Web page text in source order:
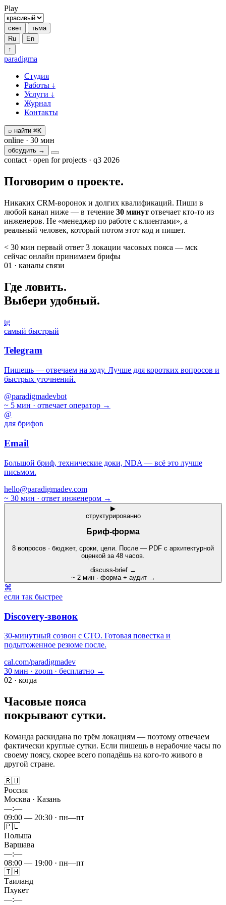
Play
свет
тьма
Ru
En
↑
paradigma
Студия
Работы ↓
Услуги ↓
Журнал
Контакты
⌕ найти ⌘K
online · 30 мин
обсудить →
contact · open for projects · q3 2026
Поговорим о проекте.
Никаких CRM-воронок и долгих квалификаций. Пиши в
любой канал ниже — в течение 30 минут отвечает кто-то из
инженеров. Не «менеджер по работе с клиентами», а
реальный человек, который потом этот код и пишет.
< 30 мин первый ответ 3 локации часовых пояса — мск
сейчас онлайн принимаем брифы
01 · каналы связи
Где ловить.
Выбери удобный.
tg
самый быстрый
Telegram
Пишешь — отвечаем на ходу. Лучше для коротких вопросов и
быстрых уточнений.
@paradigmadevbot
~ 5 мин · отвечает оператор →
@
для брифов
Email
Большой бриф, технические доки, NDA — всё это лучше
письмом.
hello@paradigmadev.com
~ 30 мин · ответ инженером →
▶
структурированно
Бриф-форма
8 вопросов · бюджет, сроки, цели. После — PDF с архитектурной
оценкой за 48 часов.
discuss-brief →
~ 2 мин · форма + аудит →
⌘
если так быстрее
Discovery-звонок
30-минутный созвон с CTO. Готовая повестка и
подытоженное резюме после.
cal.com/paradigmadev
30 мин · zoom · бесплатно →
02 · когда
Часовые пояса
покрывают сутки.
Команда раскидана по трём локациям — поэтому отвечаем
фактически круглые сутки. Если пишешь в нерабочие часы по
своему поясу, скорее всего попадёшь на кого-то живого в
другой стране.
🇷🇺
Россия
Москва · Казань
—:—
09:00 — 20:30 · пн—пт
🇵🇱
Польша
Варшава
—:—
08:00 — 19:00 · пн—пт
🇹🇭
Таиланд
Пхукет
—:—